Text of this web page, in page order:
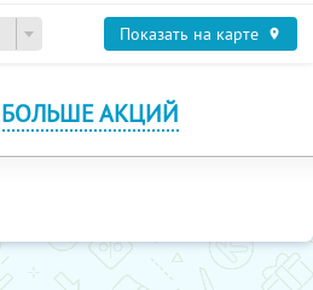
Показать на карте
БОЛЬШЕ АКЦИЙ